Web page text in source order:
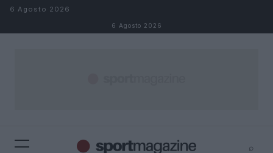
Salta al contenuto
6 Agosto 2026
6 Agosto 2026
⌕